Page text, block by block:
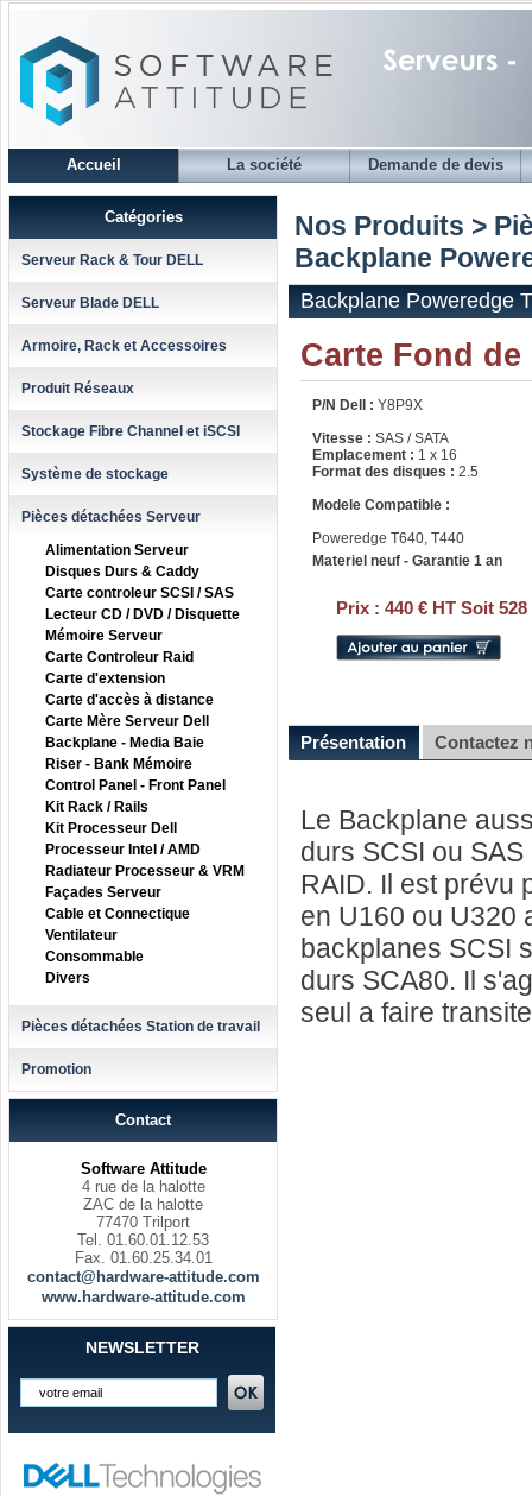
Accueil La société Demande de devis
Catégories
Serveur Rack & Tour DELL
Serveur Blade DELL
Armoire, Rack et Accessoires
Produit Réseaux
Stockage Fibre Channel et iSCSI
Système de stockage
Pièces détachées Serveur
Alimentation Serveur
Disques Durs & Caddy
Carte controleur SCSI / SAS
Lecteur CD / DVD / Disquette
Mémoire Serveur
Carte Controleur Raid
Carte d'extension
Carte d'accès à distance
Carte Mère Serveur Dell
Backplane - Media Baie
Riser - Bank Mémoire
Control Panel - Front Panel
Kit Rack / Rails
Kit Processeur Dell
Processeur Intel / AMD
Radiateur Processeur & VRM
Façades Serveur
Cable et Connectique
Ventilateur
Consommable
Divers
Pièces détachées Station de travail
Promotion
Contact
Software Attitude
4 rue de la halotte
ZAC de la halotte
77470 Trilport
Tel. 01.60.01.12.53
Fax. 01.60.25.34.01
contact@hardware-attitude.com
www.hardware-attitude.com
NEWSLETTER
Nos Produits >
Backplane
Backplane Poweredge
Carte Fond de
P/N Dell : Y8P9X
Vitesse : SAS / SATA
Emplacement : 1 x 16
Format des disques : 2.5
Modele Compatible :
Poweredge T640, T440
Materiel neuf - Garantie 1 an
Prix : 440 € HT Soit 528
Présentation Contactez
Le Backplane
durs SCSI ou
RAID. Il est prévu
en U160 ou U320
backplanes SCSI
durs SCA80. Il
seul a faire